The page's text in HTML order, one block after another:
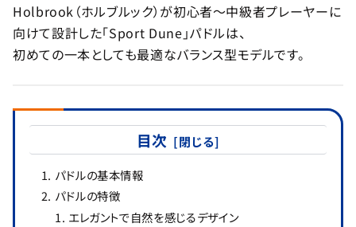
Holbrook（ホルブルック）が初心者〜中級者プレーヤーに
向けて設計した「Sport Dune」パドルは、
初めての一本としても最適なバランス型モデルです。
目次
パドルの基本情報
パドルの特徴
エレガントで自然を感じるデザイン